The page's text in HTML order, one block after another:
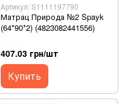
Артикул: S1111197790
Матрац Природа №2 Spayk
(64*90*2) (4823082441556)
407.03 грн/шт
Купить